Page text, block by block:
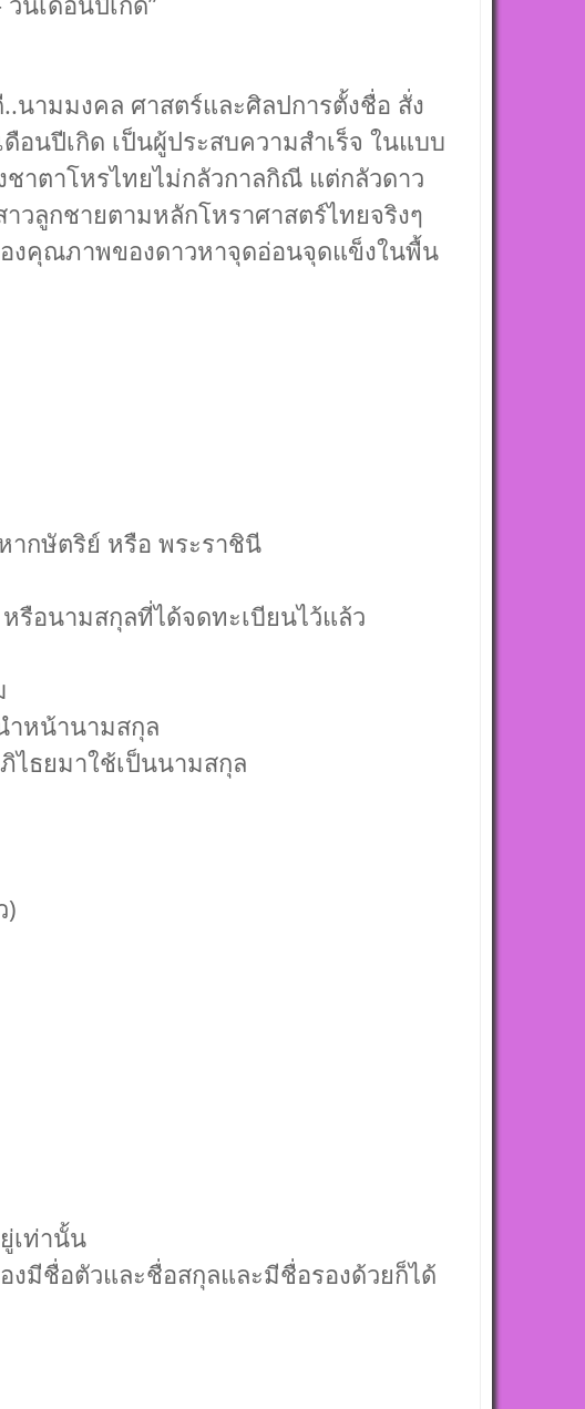
นามมงคล ศาสตร์และศิลปการตั้งชื่อ สั่ง
นปีเกิด เป็นผู้ประสบความสำเร็จ ในแบบ
าตาโหรไทยไม่กลัวกาลกิณี แต่กลัวดาว
วลูกชายตามหลักโหราศาสตร์ไทยจริงๆ
งคุณภาพของดาวหาจุดอ่อนจุดแข็งในพื้น
กษัตริย์ หรือ พระราชินี
อนามสกุลที่ได้จดทะเบียนไว้แล้ว
ำหน้านามสกุล
ไธยมาใช้เป็นนามสกุล
)
เท่านั้น
มีชื่อตัวและชื่อสกุลและมีชื่อรองด้วยก็ได้